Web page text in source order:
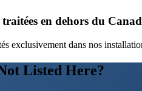
traitées en dehors du
exclusivement dans nos
Listed Here?